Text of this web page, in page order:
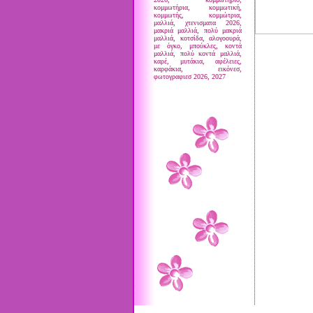
κομμωτήρια, κομμωτική,
κομμωτής, κομμώτρια,
μαλλιά, χτενισματα 2026,
μακριά μαλλιά, πολύ μακριά
μαλλιά, κοτσίδα, αλογοουρά,
με όγκο, μπούκλες, κοντά
μαλλιά, πολύ κοντά μαλλιά,
καρέ, μυτάκια, αφέλειες,
καρφάκια, εικόνεσ,
φωτογραφιεσ 2026, 2027